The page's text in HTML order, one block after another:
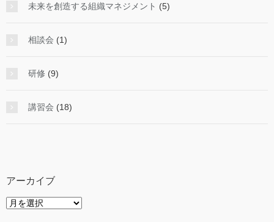
未来を創造する組織マネジメント (5)
相談会 (1)
研修 (9)
講習会 (18)
アーカイブ
ア